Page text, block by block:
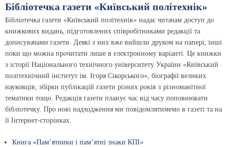
Бібліотечка газети «Київський політехнік»
Бібліотечка газети «Київський політехнік» надає читачам доступ до
книжкових видань, підготовлених співробітниками редакції та
дописувачами газети. Деякі з них вже вийшли друком на папері, інші
поки що можна прочитати лише в електронному варіанті. Це книжки
з історії Національного технічного університету України «Київський
політехнічний інститут ім. Ігоря Сікорського», біографії великих
науковців, збірки публікацій газети різних років з різноманітної
тематики тощо. Редакція газети планує час від часу поповнювати
бібліотечку. Про нові надходження ми повідомлятимемо в газеті та на
її Інтернет-сторінках.
Книга «Пам’ятники і пам’ятні знаки КПІ»